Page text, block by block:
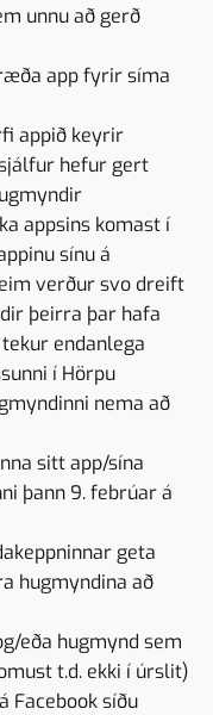
unnu að gerð
app fyrir síma
appið keyrir
hefur gert
appsins komast í
sínu á
verður svo dreift
þeirra þar hafa
endanlega
í Hörpu
nema að
sitt app/sína
þann 9. febrúar á
geta
hugmyndina að
eða hugmynd sem
t.d. ekki í úrslit)
Facebook síðu